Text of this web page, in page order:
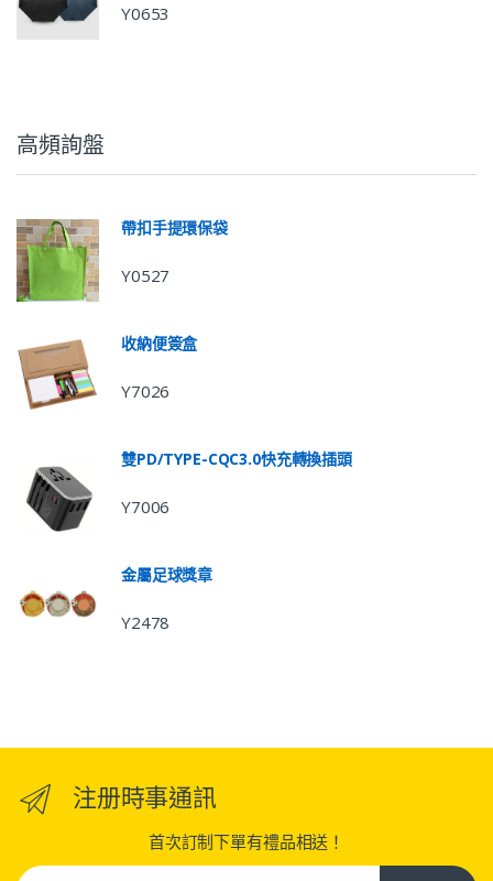
Y0653
高頻詢盤
帶扣手提環保袋
Y0527
收納便簽盒
Y7026
雙PD/TYPE-CQC3.0快充轉換插頭
Y7006
金屬足球獎章
Y2478
注册時事通訊
首次訂制下單有禮品相送！